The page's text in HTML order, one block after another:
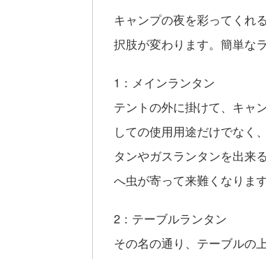
キャンプの夜を彩ってくれ
択肢が変わります。簡単な
1：メインランタン
テントの外に掛けて、キャ
しての使用用途だけでなく
タンやガスランタンを出来
へ虫が寄って来難くなります
2：テーブルランタン
その名の通り、テーブルの